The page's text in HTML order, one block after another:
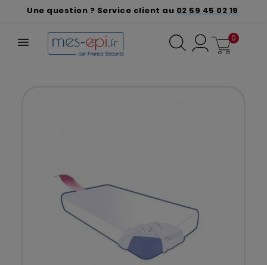
Une question ? Service client au 02 59 45 02 19
0